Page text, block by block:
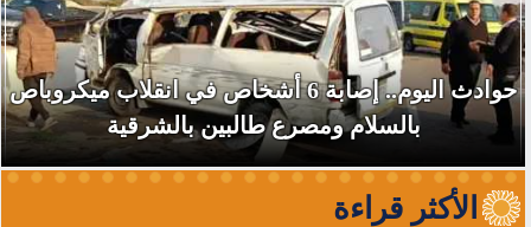
حوادث اليوم.. إصابة 6 أشخاص في انقلاب ميكروباص
بالسلام ومصرع طالبين بالشرقية
الأكثر قراءة